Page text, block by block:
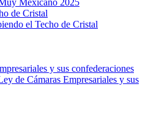
Mexicano 2025
de Cristal
el Techo de Cristal
y sus confederaciones
de Cámaras Empresariales y sus